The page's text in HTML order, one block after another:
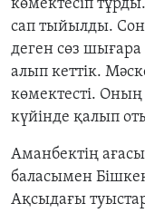
көмектесіп
сап тыйылды.
деген сөз
алып кеттік.
көмектесті.
күйінде қалып
Аманбектің
баласымен
Ақсыдағы